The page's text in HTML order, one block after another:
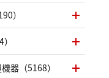
）
器（5168）